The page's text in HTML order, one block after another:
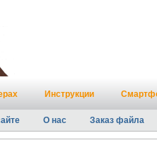
Инструкции
О нас Заказ файла